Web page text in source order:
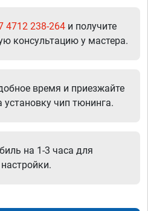
4712 238-264 и получите
консультацию у мастера.
время и приезжайте
установку чип тюнинга.
на 1-3 часа для